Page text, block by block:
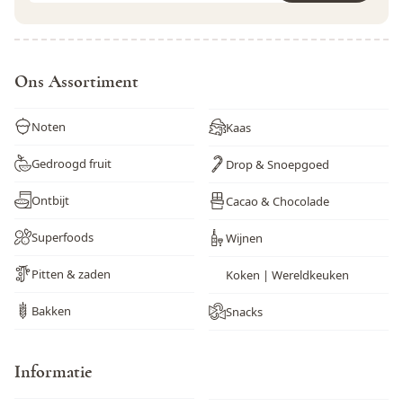
Ons Assortiment
Noten
Gedroogd fruit
Ontbijt
Superfoods
Pitten & zaden
Bakken
Kaas
Drop & Snoepgoed
Cacao & Chocolade
Wijnen
Koken | Wereldkeuken
Snacks
Informatie